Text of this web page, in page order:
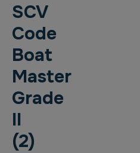
SCV
Code
Boat
Master
Grade
II
(2)